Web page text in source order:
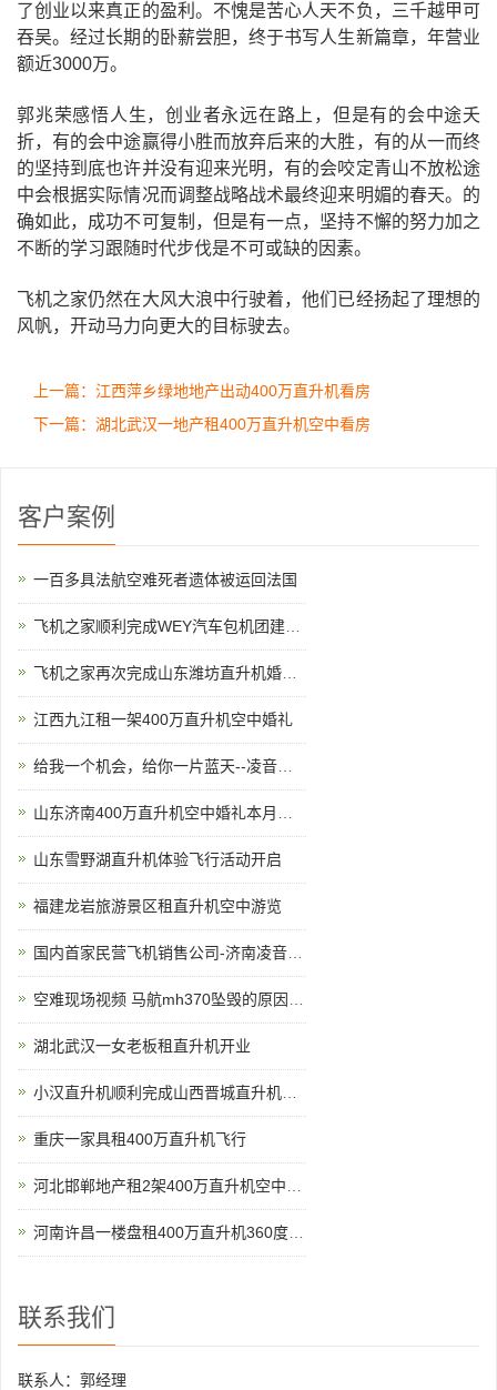
了创业以来真正的盈利。不愧是苦心人天不负，三千越甲可
吞吴。经过长期的卧薪尝胆，终于书写人生新篇章，年营业
额近3000万。
郭兆荣感悟人生，创业者永远在路上，但是有的会中途夭
折，有的会中途赢得小胜而放弃后来的大胜，有的从一而终
的坚持到底也许并没有迎来光明，有的会咬定青山不放松途
中会根据实际情况而调整战略战术最终迎来明媚的春天。的
确如此，成功不可复制，但是有一点，坚持不懈的努力加之
不断的学习跟随时代步伐是不可或缺的因素。
飞机之家仍然在大风大浪中行驶着，他们已经扬起了理想的
风帆，开动马力向更大的目标驶去。
上一篇：江西萍乡绿地地产出动400万直升机看房
下一篇：湖北武汉一地产租400万直升机空中看房
客户案例
一百多具法航空难死者遗体被运回法国
江西九江租一架400万直升机空中婚礼
山东雪野湖直升机体验飞行活动开启
福建龙岩旅游景区租直升机空中游览
湖北武汉一女老板租直升机开业
重庆一家具租400万直升机飞行
联系我们
联系人：郭经理